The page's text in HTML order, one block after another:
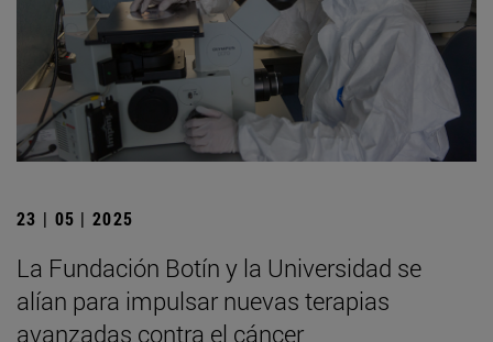
23 | 05 | 2025
La Fundación Botín y la Universidad se
alían para impulsar nuevas terapias
avanzadas contra el cáncer